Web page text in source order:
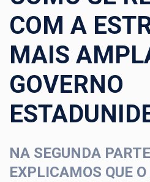
COM A
MAIS
GOVERNO
NA SEGUNDA
EXPLICAMOS QUE